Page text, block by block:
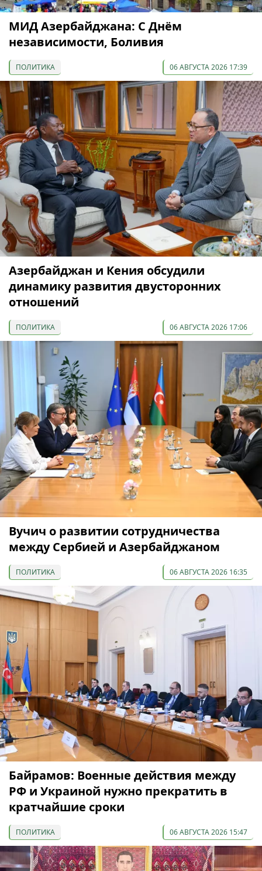
МИД Азербайджана: С Днём
независимости, Боливия
ПОЛИТИКА 06 АВГУСТА 2026 17:39
Азербайджан и Кения обсудили
динамику развития двусторонних
отношений
ПОЛИТИКА 06 АВГУСТА 2026 17:06
Вучич о развитии сотрудничества
между Сербией и Азербайджаном
ПОЛИТИКА 06 АВГУСТА 2026 16:35
Байрамов: Военные действия между
РФ и Украиной нужно прекратить в
кратчайшие сроки
ПОЛИТИКА 06 АВГУСТА 2026 15:47